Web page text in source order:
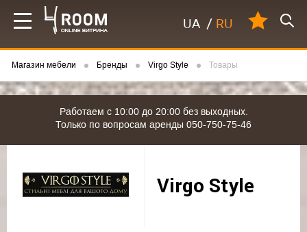
UA / RU
Магазин мебели Бренды Virgo Style Товары
Работаем с 10:00 до 20:00 без выходных.
Только по вопросам аренды 050-750-75-46
Virgo Style